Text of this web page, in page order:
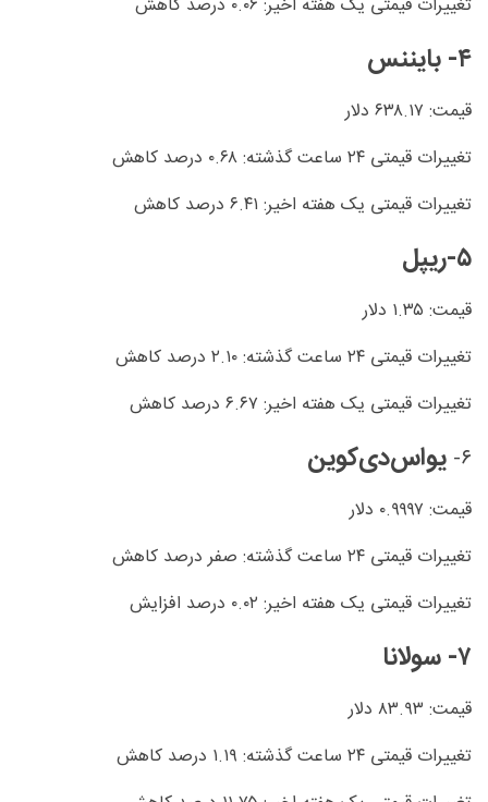
۴- بایننس
قیمت: ۶۳۸.۱۷ دلار
تغییرات قیمتی ۲۴ ساعت گذشته: ۰.۶۸ درصد کاهش
تغییرات قیمتی یک هفته اخیر: ۶.۴۱ درصد کاهش
۵-ریپل
قیمت: ۱.۳۵ دلار
تغییرات قیمتی ۲۴ ساعت گذشته: ۲.۱۰ درصد کاهش
تغییرات قیمتی یک هفته اخیر: ۶.۶۷ درصد کاهش
۶- یواس‌دی‌کوین
قیمت: ۰.۹۹۹۷ دلار
تغییرات قیمتی ۲۴ ساعت گذشته: صفر درصد کاهش
تغییرات قیمتی یک هفته اخیر: ۰.۰۲ درصد افزایش
۷- سولانا
قیمت: ۸۳.۹۳ دلار
تغییرات قیمتی ۲۴ ساعت گذشته: ۱.۱۹ درصد کاهش